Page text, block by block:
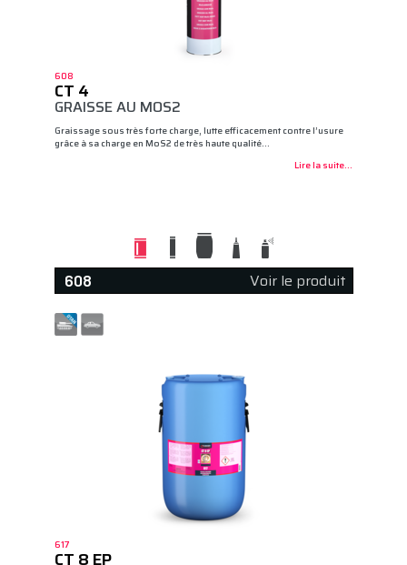
608
CT 4
GRAISSE AU MOS2
Graissage sous très forte charge, lutte efficacement contre l’usure
grâce à sa charge en MoS2 de très haute qualité…
Lire la suite...
608 Voir le produit
617
CT 8 EP